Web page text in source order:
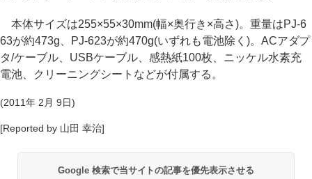
本体サイズは255×55×30mm(幅×奥行き×高さ)。重量はPJ-6
63が約473g、PJ-623が約470g(いずれも電池除く)。ACアダプ
タ/ケーブル、USBケーブル、感熱紙100枚、ニッケル水素充
電池、クリーニングシートなどが付属する。
(2011年 2月 9日)
[Reported by 山田 幸治]
Google 検索で当サイトの記事を優先表示させる